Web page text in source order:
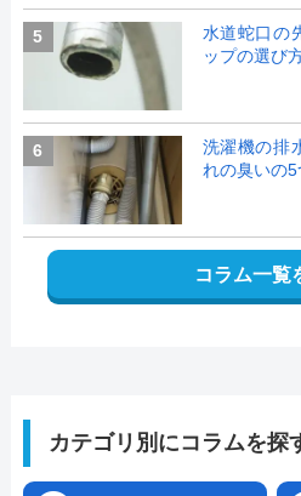
5
水道蛇口の
ップの選び
6
洗濯機の排
れの臭いの
コラム一覧
カテゴリ別にコラムを探